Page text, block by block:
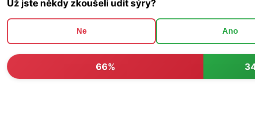
Už jste někdy zkoušeli udit sýry?
Ne Ano
66%